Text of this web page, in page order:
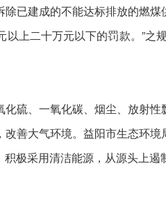
已建成的不能达标排放的燃
上二十万元以下的罚款。”之
、一氧化碳、烟尘、放射性
善大气环境。益阳市生态环
极采用清洁能源，从源头上遏